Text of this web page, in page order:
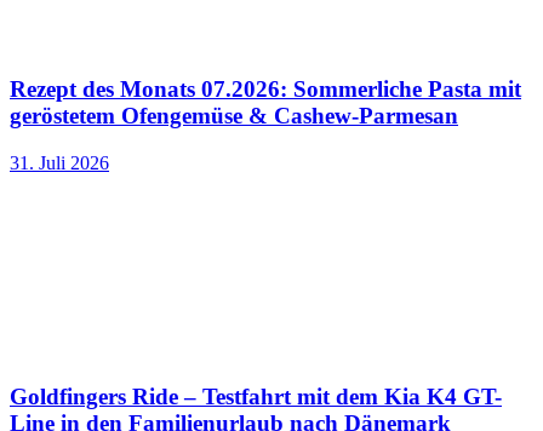
Rezept des Monats 07.2026: Sommerliche Pasta mit
geröstetem Ofengemüse & Cashew-Parmesan
31. Juli 2026
Goldfingers Ride – Testfahrt mit dem Kia K4 GT-
Line in den Familienurlaub nach Dänemark